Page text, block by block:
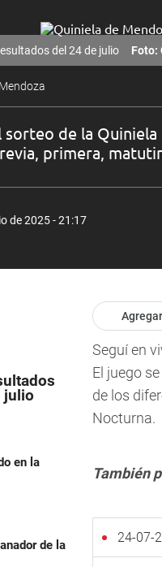
del 24 de julio Foto:
de la
primera,
de 2025 - 21:17
julio
en la
de la
Seguí en
El juego
de los
Nocturna.
También
24-07-